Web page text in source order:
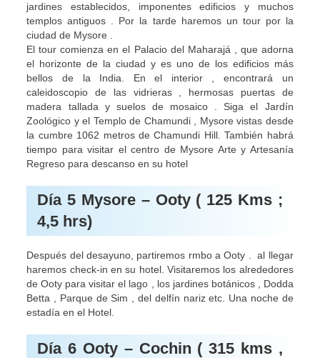
jardines establecidos, imponentes edificios y muchos
templos antiguos . Por la tarde haremos un tour por la
ciudad de Mysore .
El tour comienza en el Palacio del Maharajá , que adorna
el horizonte de la ciudad y es uno de los edificios más
bellos de la India. En el interior , encontrará un
caleidoscopio de las vidrieras , hermosas puertas de
madera tallada y suelos de mosaico . Siga el Jardín
Zoológico y el Templo de Chamundi , Mysore vistas desde
la cumbre 1062 metros de Chamundi Hill. También habrá
tiempo para visitar el centro de Mysore Arte y Artesanía
Regreso para descanso en su hotel
Día 5 Mysore – Ooty ( 125 Kms ;
4,5 hrs)
Después del desayuno, partiremos rmbo a Ooty . al llegar
haremos check-in en su hotel. Visitaremos los alrededores
de Ooty para visitar el lago , los jardines botánicos , Dodda
Betta , Parque de Sim , del delfín nariz etc. Una noche de
estadía en el Hotel.
Día 6 Ooty – Cochin ( 315 kms ,